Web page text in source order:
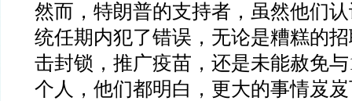
然而，特朗普的支持者，虽然他们
统任期内犯了错误，无论是糟糕的
击封锁，推广疫苗，还是未能赦免与
个人，他们都明白，更大的事情岌